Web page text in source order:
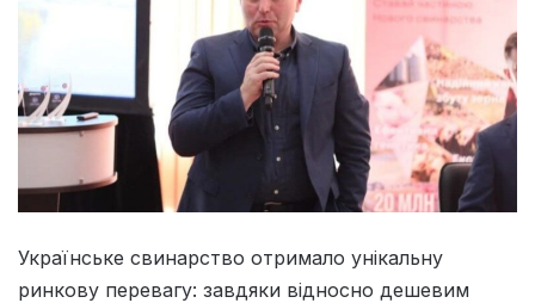
Українське свинарство отримало унікальну
ринкову перевагу: завдяки відносно дешевим